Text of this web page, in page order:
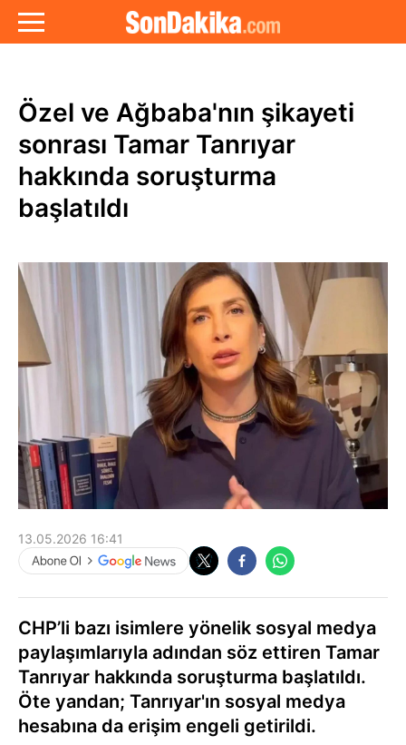
Özel ve Ağbaba'nın şikayeti
sonrası Tamar Tanrıyar
hakkında soruşturma
başlatıldı
13.05.2026 16:41
CHP’li bazı isimlere yönelik sosyal medya
paylaşımlarıyla adından söz ettiren Tamar
Tanrıyar hakkında soruşturma başlatıldı.
Öte yandan; Tanrıyar'ın sosyal medya
hesabına da erişim engeli getirildi.